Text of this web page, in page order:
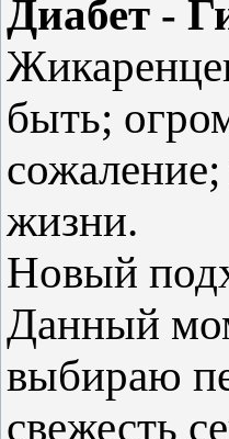
Диабет -
быть;
сожаление;
жизни.
Новый
Данный
выбираю
свежесть